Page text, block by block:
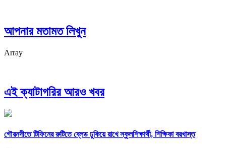
আপনার মতামত লিখুন
Array
এই ক্যাটাগরির আরও খবর
গৌরনদীতে টিফিনের রুটিতে ব্লেড ঢুকিয়ে রাখে স্কুলশিক্ষার্থী, শিক্ষিকা বরখাস্ত